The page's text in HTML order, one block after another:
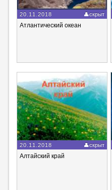
20.11.2018 скрыт
Атлантический океан
20.11.2018 скрыт
Алтайский край